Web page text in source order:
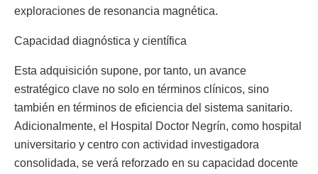
exploraciones de resonancia magnética.
Capacidad diagnóstica y científica
Esta adquisición supone, por tanto, un avance
estratégico clave no solo en términos clínicos, sino
también en términos de eficiencia del sistema sanitario.
Adicionalmente, el Hospital Doctor Negrín, como hospital
universitario y centro con actividad investigadora
consolidada, se verá reforzado en su capacidad docente